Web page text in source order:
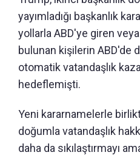
yayımladığı başkanlık
yollarla ABD'ye giren
bulunan kişilerin ABD'de
otomatik vatandaşlık
hedeflemişti.
Yeni kararnamelerle
doğumla vatandaşlık
daha da sıkılaştırmayı